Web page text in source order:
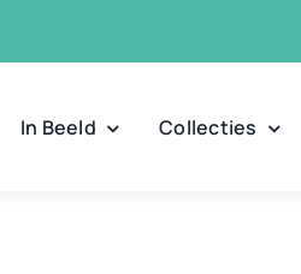
In Beeld Collecties